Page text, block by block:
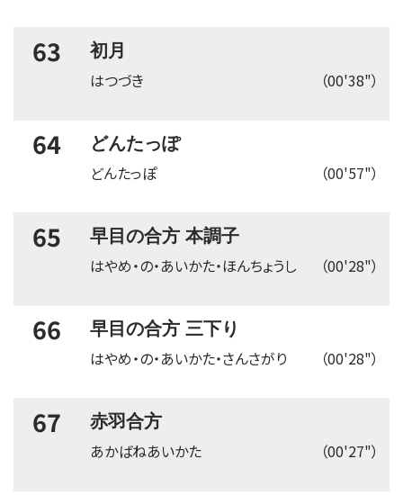
63 初月
（00'38"）
はつづき
64 どんたっぽ
（00'57"）
どんたっぽ
65 早目の合方 本調子
（00'28"）
はやめ・の・あいかた・ほんちょうし
66 早目の合方 三下り
（00'28"）
はやめ・の・あいかた・さんさがり
67 赤羽合方
（00'27"）
あかばねあいかた